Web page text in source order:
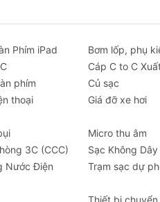
Phím iPad Bơm lốp, phụ
Cáp C to C
phím Củ sạc
thoại Giá đỡ xe hơi
Micro thu âm
3C (CCC) Sạc Không Dây
Nước Điện
Trạm sạc dự
Thiết bị chuyển